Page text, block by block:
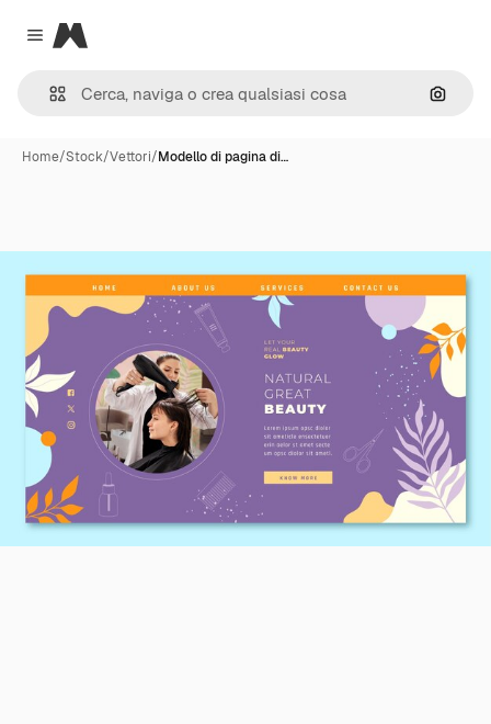
Close menu
Magnific
Cerca
Home/Stock/Vettori/Modello di pagina di…